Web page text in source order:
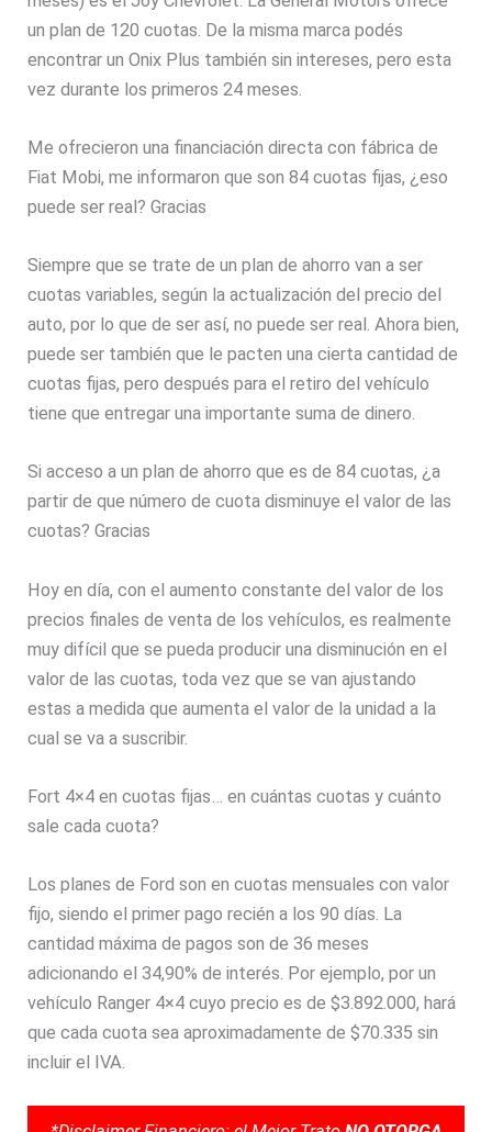
un plan de 120 cuotas. De la misma marca podés
encontrar un Onix Plus también sin intereses, pero esta
vez durante los primeros 24 meses.
Me ofrecieron una financiación directa con fábrica de
Fiat Mobi, me informaron que son 84 cuotas fijas, ¿eso
puede ser real? Gracias
Siempre que se trate de un plan de ahorro van a ser
cuotas variables, según la actualización del precio del
auto, por lo que de ser así, no puede ser real. Ahora bien,
puede ser también que le pacten una cierta cantidad de
cuotas fijas, pero después para el retiro del vehículo
tiene que entregar una importante suma de dinero.
Si acceso a un plan de ahorro que es de 84 cuotas, ¿a
partir de que número de cuota disminuye el valor de las
cuotas? Gracias
Hoy en día, con el aumento constante del valor de los
precios finales de venta de los vehículos, es realmente
muy difícil que se pueda producir una disminución en el
valor de las cuotas, toda vez que se van ajustando
estas a medida que aumenta el valor de la unidad a la
cual se va a suscribir.
Fort 4×4 en cuotas fijas… en cuántas cuotas y cuánto
sale cada cuota?
Los planes de Ford son en cuotas mensuales con valor
fijo, siendo el primer pago recién a los 90 días. La
cantidad máxima de pagos son de 36 meses
adicionando el 34,90% de interés. Por ejemplo, por un
vehículo Ranger 4×4 cuyo precio es de $3.892.000, hará
que cada cuota sea aproximadamente de $70.335 sin
incluir el IVA.